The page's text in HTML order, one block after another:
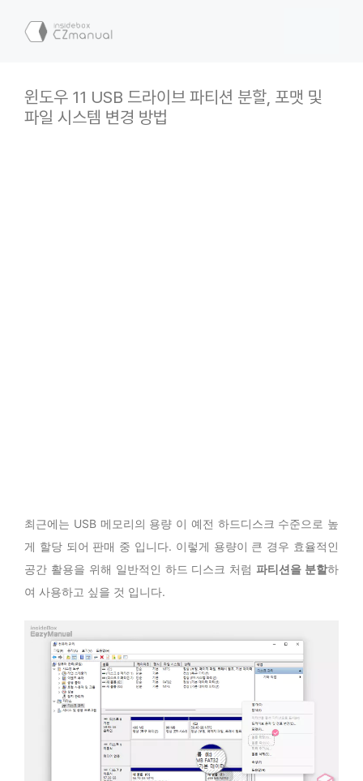
윈도우 11 USB 드라이브 파티션 분할, 포맷 및
파일 시스템 변경 방법
최근에는 USB 메모리의 용량 이 예전 하드디스크 수준으로 높
게 할당 되어 판매 중 입니다. 이렇게 용량이 큰 경우 효율적인
공간 활용을 위해 일반적인 하드 디스크 처럼 파티션을 분할하
여 사용하고 싶을 것 입니다.